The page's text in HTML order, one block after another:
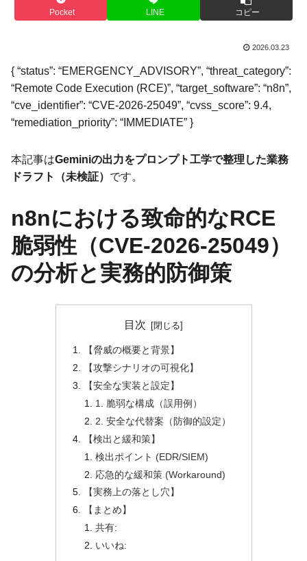
Pocket LINE コピー
2026.03.23
{ “status”: “EMERGENCY_ADVISORY”, “threat_category”:
“Remote Code Execution (RCE)”, “target_software”: “n8n”,
“cve_identifier”: “CVE-2026-25049”, “cvss_score”: 9.4,
“remediation_priority”: “IMMEDIATE” }
本記事はGeminiの出力をプロンプト工学で整理した業務
ドラフト（未検証） です。
n8nにおける致命的なRCE
脆弱性（CVE-2026-25049）
の分析と実務的防御策
目次
【脅威の概要と背景】
【攻撃シナリオの可視化】
【安全な実装と設定】
1. 脆弱な構成（誤用例）
2. 安全な代替案（防御的設定）
【検出と緩和策】
検出ポイント (EDR/SIEM)
応急的な緩和策 (Workaround)
【実務上の落とし穴】
【まとめ】
共有:
いいね: